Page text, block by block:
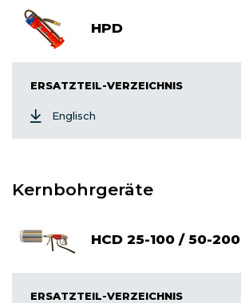
HPD
ERSATZTEIL-VERZEICHNIS
Englisch
Kernbohrgeräte
HCD 25-100 / 50-200
ERSATZTEIL-VERZEICHNIS